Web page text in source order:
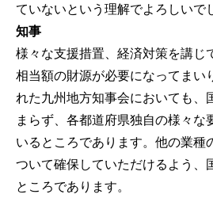
ていないという理解でよろしいで
知事
様々な支援措置、経済対策を講じ
相当額の財源が必要になってまい
れた九州地方知事会においても、
まらず、各都道府県独自の様々な
いるところであります。他の業種
ついて確保していただけるよう、
ところであります。